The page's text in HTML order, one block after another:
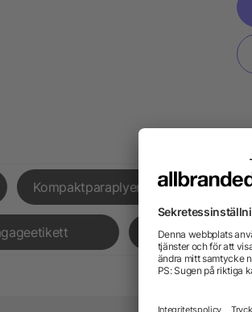
Kompaktparaplyer Ficklampor
Hörlurar